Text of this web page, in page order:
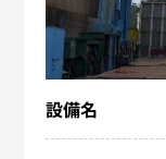
設備名